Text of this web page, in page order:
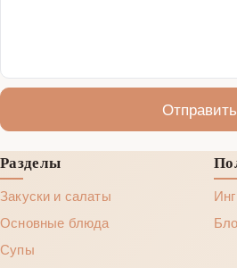
Отправить
Разделы
Закуски и салаты
Основные блюда
Супы